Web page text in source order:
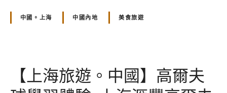
球
上
海
中國。上海 中國內地 美食旅遊
【上海旅遊。中國】高爾夫